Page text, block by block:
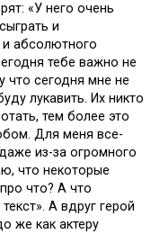
«У него очень
и
абсолютного
тебе важно не
что сегодня мне не
лукавить. Их никто
тем более это
Для меня все-
из-за огромного
что некоторые
что? А что
А вдруг герой
же как актеру